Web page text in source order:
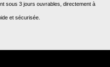
sous 3 jours ouvrables, directement à
et sécurisée.